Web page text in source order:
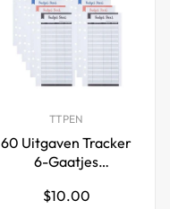
TTPEN
60 Uitgaven Tracker
6-Gaatjes
Budgetbladen voor
Normale
$10.00